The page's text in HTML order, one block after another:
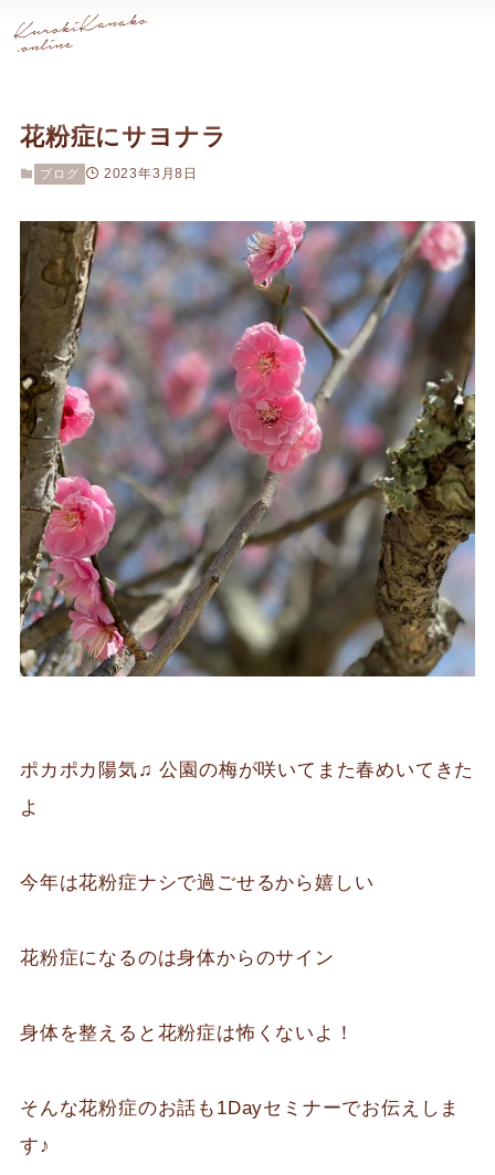
花粉症にサヨナラ
ブログ 2023年3月8日
ポカポカ陽気♫ 公園の梅が咲いてまた春めいてきた
よ
今年は花粉症ナシで過ごせるから嬉しい
花粉症になるのは身体からのサイン
身体を整えると花粉症は怖くないよ！
そんな花粉症のお話も1Dayセミナーでお伝えしま
す♪